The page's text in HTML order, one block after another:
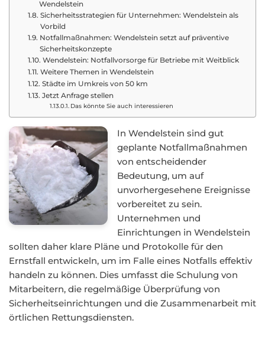
Wendelstein
Sicherheitsstrategien für Unternehmen: Wendelstein als
Vorbild
Notfallmaßnahmen: Wendelstein setzt auf präventive
Sicherheitskonzepte
Wendelstein: Notfallvorsorge für Betriebe mit Weitblick
Weitere Themen in Wendelstein
Städte im Umkreis von 50 km
Jetzt Anfrage stellen
Das könnte Sie auch interessieren
In Wendelstein sind gut
geplante Notfallmaßnahmen
von entscheidender
Bedeutung, um auf
unvorhergesehene Ereignisse
vorbereitet zu sein.
Unternehmen und
Einrichtungen in Wendelstein
sollten daher klare Pläne und Protokolle für den
Ernstfall entwickeln, um im Falle eines Notfalls effektiv
handeln zu können. Dies umfasst die Schulung von
Mitarbeitern, die regelmäßige Überprüfung von
Sicherheitseinrichtungen und die Zusammenarbeit mit
örtlichen Rettungsdiensten.